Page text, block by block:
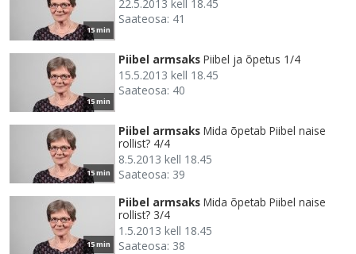
15 min
22.5.2013 kell 18.45
Saateosa: 41
15 min
Piibel armsaks Piibel ja õpetus 1/4
15.5.2013 kell 18.45
Saateosa: 40
15 min
Piibel armsaks Mida õpetab Piibel naise
rollist? 4/4
8.5.2013 kell 18.45
Saateosa: 39
15 min
Piibel armsaks Mida õpetab Piibel naise
rollist? 3/4
1.5.2013 kell 18.45
Saateosa: 38